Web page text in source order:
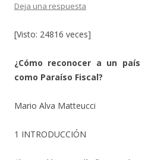
Deja una respuesta
[Visto: 24816 veces]
¿Cómo reconocer a un
como Paraíso Fiscal?
Mario Alva Matteucci
1 INTRODUCCIÓN